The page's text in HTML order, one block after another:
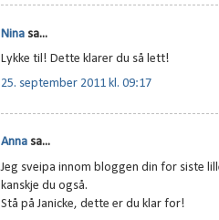
Nina sa...
Lykke til! Dette klarer du så lett!
25. september 2011 kl. 09:17
Anna sa...
Jeg sveipa innom bloggen din for siste
kanskje du også.
Stå på Janicke, dette er du klar for!